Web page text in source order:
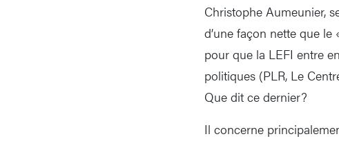
Christophe Aumeunier,
d’une façon nette que
pour que la LEFI entre
politiques (PLR, Le
Que dit ce dernier?
Il concerne